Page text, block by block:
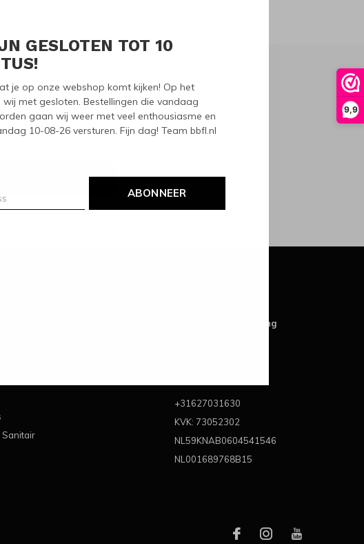
9,9
GESLOTEN TOT 10
je op onze webshop komt kijken! Op het
met gesloten. Bestellingen die vandaag
gaan wij weer met veel enthousiasme en
10-08-26 versturen. Fijn dag! Team bbfl.nl
ABONNEER
Sanitair
Best Brands For Living
+31627031630
KVK: 73052302
NL59KNAB0604541546
NL001689768B15